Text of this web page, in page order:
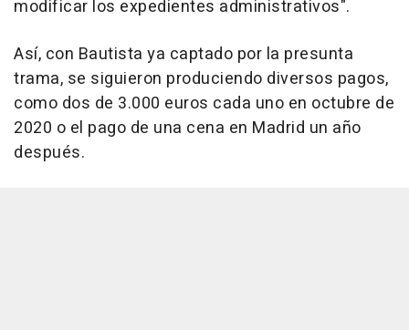
modificar los expedientes administrativos".
Así, con Bautista ya captado por la presunta
trama, se siguieron produciendo diversos pagos,
como dos de 3.000 euros cada uno en octubre de
2020 o el pago de una cena en Madrid un año
después.